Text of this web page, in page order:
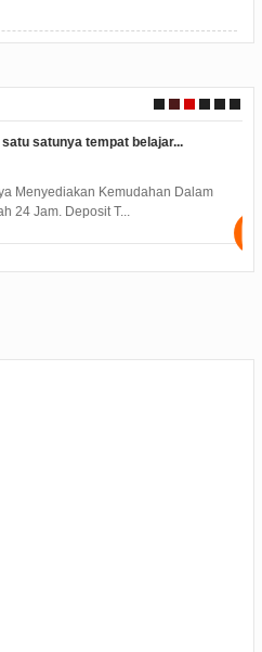
tempat belajar...
Kemudahan Dalam
Deposit T...